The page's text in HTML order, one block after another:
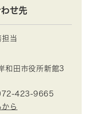
せ先
当
和田市役所新館3
423-9665
ら